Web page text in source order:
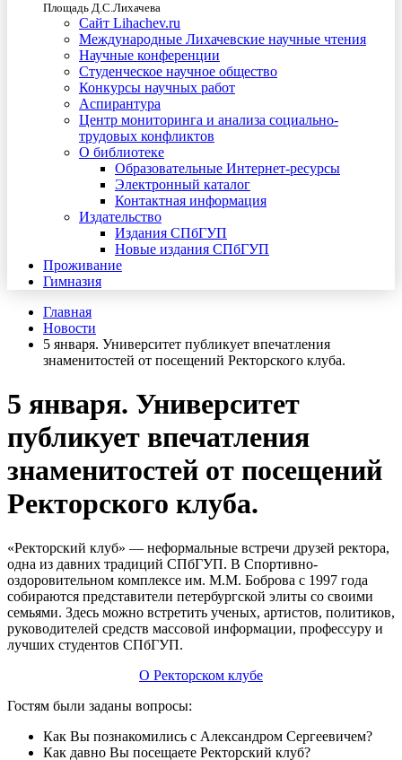
Площадь Д.С.Лихачева
Сайт Lihachev.ru
Международные Лихачевские научные чтения
Научные конференции
Студенческое научное общество
Конкурсы научных работ
Аспирантура
Центр мониторинга и анализа социально-
трудовых конфликтов
О библиотеке
Образовательные Интернет-ресурсы
Электронный каталог
Контактная информация
Издательство
Издания СПбГУП
Новые издания СПбГУП
Проживание
Гимназия
Главная
Новости
5 января. Университет публикует впечатления
знаменитостей от посещений Ректорского клуба.
5 января. Университет
публикует впечатления
знаменитостей от посещений
Ректорского клуба.
«Ректорский клуб» — неформальные встречи друзей ректора,
одна из давних традиций СПбГУП. В Спортивно-
оздоровительном комплексе им. М.М. Боброва с 1997 года
собираются представители петербургской элиты со своими
семьями. Здесь можно встретить ученых, артистов, политиков,
руководителей средств массовой информации, профессуру и
лучших студентов СПбГУП.
О Ректорском клубе
Гостям были заданы вопросы:
Как Вы познакомились с Александром Сергеевичем?
Как давно Вы посещаете Ректорский клуб?